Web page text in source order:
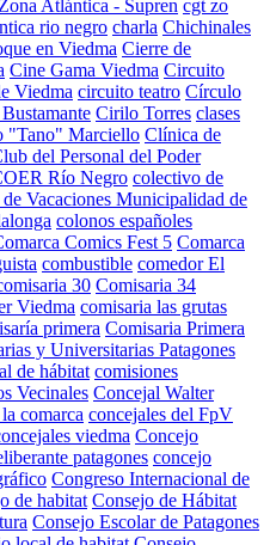
Atlántica - Supren cgt zo
rio negro charla Chichinales
en Viedma Cierre de
Cine Gama Viedma Circuito
Viedma circuito teatro Círculo
Cirilo Torres clases
"Tano" Marciello Clínica de
del Personal del Poder
Río Negro colectivo de
Vacaciones Municipalidad de
colonos españoles
Comics Fest 5 Comarca
combustible comedor El
30 Comisaria 34
Viedma comisaria las grutas
primera Comisaria Primera
y Universitarias Patagones
de hábitat comisiones
Vecinales Concejal Walter
comarca concejales del FpV
viedma Concejo
patagones concejo
Congreso Internacional de
de habitat Consejo de Hábitat
Consejo Escolar de Patagones